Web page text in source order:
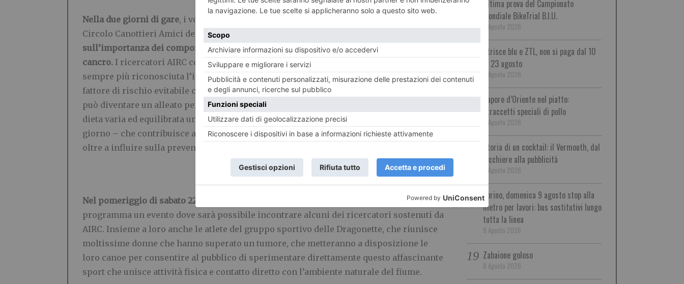
Nella due giorni di gare, i volontari della Fondazione saranno presenti con uno stand al
Circolo Canottieri Amici del Fiume per informare e sensibilizzare atleti e pubblico
sull’importanza dei comportamenti e delle abitudini individuali nel ridurre il rischio di
cancro. I ricercatori AIRC confermano, infatti, che nella battaglia contro i tumori è
sempre più riconosciuta l’importanza dei comportamenti di ciascuno di noi. Ilfumo è il
fattore di rischio evitabile che più incide sulla salute ma anche il
può diventare un alleato per la prevenzione. Altrettanto importante è associare a una
dieta varia ed equilibrata un’
attività fisica regolare– almeno 30 minuti di camminata al
giorno – che contribuisce a diminuire il rischio di tumore al colon e all’endometrio,
oltre a influire sulla prevenzione del cancro al seno.
Nel pomeriggio di sabato 22 giugno
, sempre al Circolo Canottieri Amici del Fiume, è in
programma un evento dove sarà possibile incontrare alcuni dei ricercatori sostenuti da
AIRC. Insieme a loro anche le atlete del gruppo sportivo delle Dragonette, che riunisce
moltissime donne che hanno superato un tumore, che metteranno a disposizione le
loro canoe per consentire al pubblico di sperimentare direttamente questo affascinante
sport che unisce attività fisica e contatto diretto con l’ambiente naturale del fiume.
Ultima prova del Campionato
Mondiale BikeTrial B.I.U.
9 Agosto 2026
Strisce blu e ZTL, non si paga dal 10
al 23 agosto
9 Agosto 2026
Sapore d’Oriente nel piatto:
straccetti speciali di pollo
9 Agosto 2026
Storia di un cocktail: il Vermouth, dal
bicchiere alla pubblicità
9 Agosto 2026
Torino, domenica 9 agosto stop alla
metro per lavori: bus sostitutivi lungo
tutta la linea
8 Agosto 2026
Zabaione goloso
8 Agosto 2026